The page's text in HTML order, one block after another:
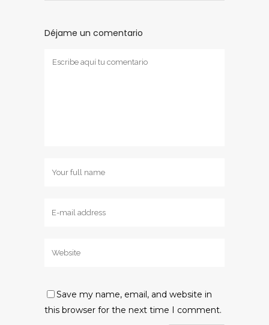
Déjame un comentario
Save my name, email, and website in
this browser for the next time I comment.